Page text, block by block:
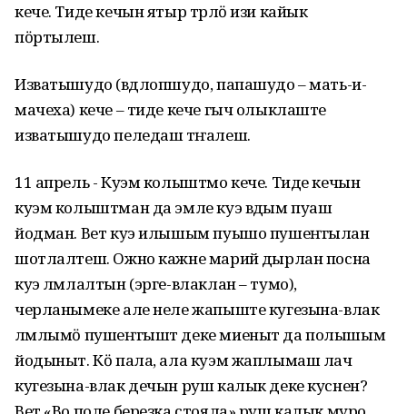
кече. Тиде кечын ятыр тӱрлӧ изи кайык
пӧртылеш.
Изватышудо (вӱдлопшудо, папашудо – мать-и-
мачеха) кече – тиде кече гыч олыклаште
изватышудо пеледаш тӱҥалеш.
11 апрель - Куэм колыштмо кече. Тиде кечын
куэм колыштман да эмле куэ вӱдым пуаш
йодман. Вет куэ илышым пуышо пушеҥгылан
шотлалтеш. Ожно кажне марий ӱдырлан посна
куэ лӱмлалтын (эрге-влаклан – тумо),
черланымеке але неле жапыште кугезына-влак
лӱмлымӧ пушеҥгышт деке миеныт да полышым
йодыныт. Кӧ пала, ала куэм жаплымаш лач
кугезына-влак дечын руш калык деке куснен?